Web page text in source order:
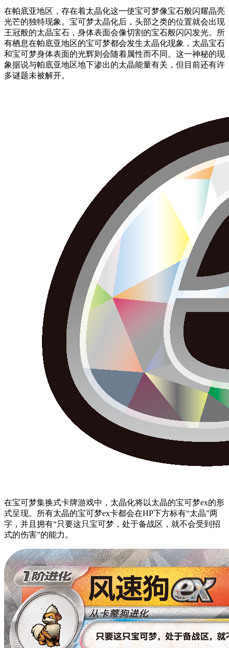
在帕底亚地区，存在着太晶化这一使宝可梦像宝石般闪耀晶亮
光芒的独特现象。宝可梦太晶化后，头部之类的位置就会出现
王冠般的太晶宝石，身体表面会像切割的宝石般闪闪发光。所
有栖息在帕底亚地区的宝可梦都会发生太晶化现象，太晶宝石
和宝可梦身体表面的光辉则会随着属性而不同。这一神秘的现
象据说与帕底亚地区地下渗出的太晶能量有关，但目前还有许
多谜题未被解开。
在宝可梦集换式卡牌游戏中，太晶化将以太晶的宝可梦ex的形
式呈现。所有太晶的宝可梦ex卡都会在HP下方标有“太晶”两
字，并且拥有“只要这只宝可梦，处于备战区，就不会受到招
式的伤害”的能力。